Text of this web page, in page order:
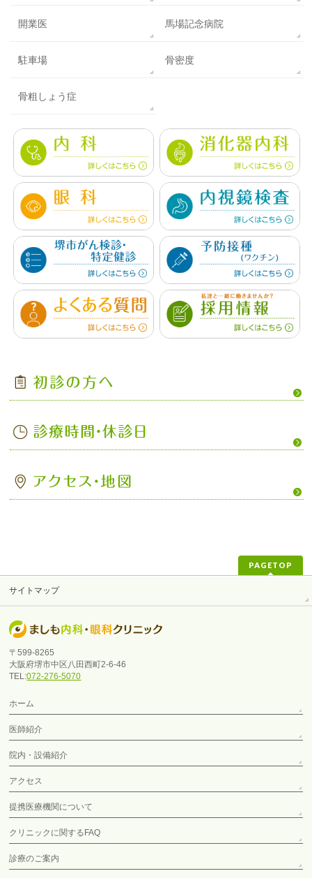
開業医 馬場記念病院
駐車場 骨密度
骨粗しょう症
PAGETOP
サイトマップ
〒599-8265
大阪府堺市中区八田西町2-6-46
TEL:072-276-5070
ホーム
医師紹介
院内・設備紹介
アクセス
提携医療機関について
クリニックに関するFAQ
診療のご案内